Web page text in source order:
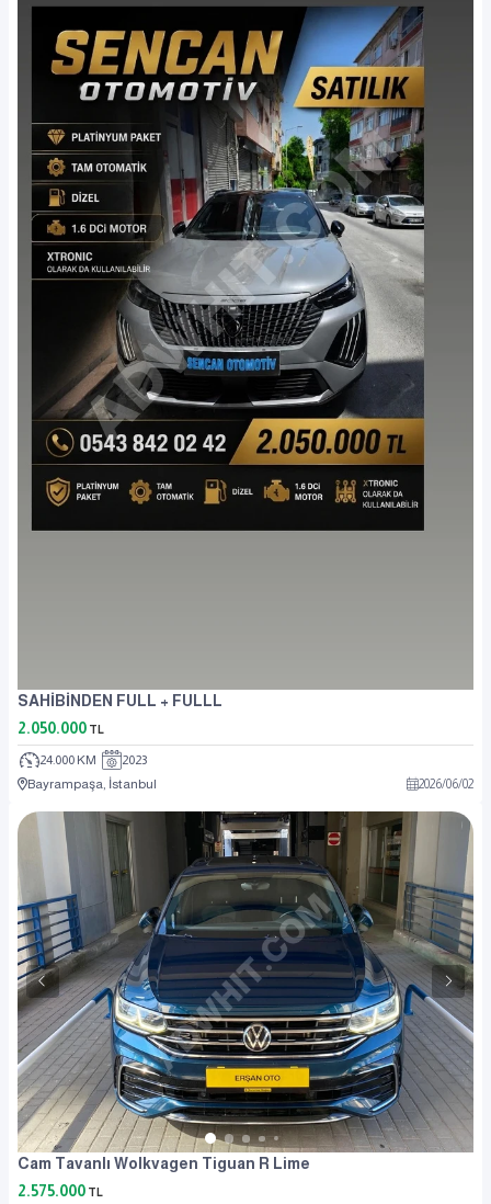
SAHİBİNDEN FULL + FULLL
2.050.000 TL
24.000 KM
2023
Bayrampaşa, İstanbul
2026/06/02
Cam Tavanlı Wolkvagen Tiguan R Lime
2.575.000 TL